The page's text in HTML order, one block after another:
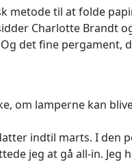
metode til at folde
Charlotte Brandt
det fine
om lamperne kan
indtil marts. I
jeg at gå all-in.